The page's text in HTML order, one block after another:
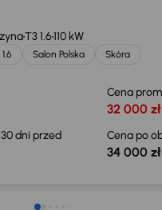
T3 1.6110 kW
Salon Polska
Skóra
Cena
32 000 zł
dni przed
Cena po
34 000 zł